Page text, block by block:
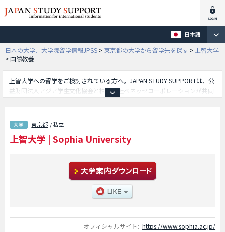
日本語
日本の大学、大学院留学情報JPSS > 東京都の大学から留学先を探す > 上智大学
>国際教養
上智大学への留学をご検討されている方へ。JAPAN STUDY SUPPORTは、公
益財団法人アジア学生文化協会と株式会社ベネッセコーポレーションが共同
Sustainable Futures）学部や神学部や文学部や法学部や経済学部や外国語学
部や総合人間科学部等、学部別の詳細情報も掲載していますので、上智大学
に関する留学情報をお探しの方は是非ご利用下さい。その他、外国人留学生
東京都 / 私立
上智大学 | Sophia University
オフィシャルサイト: https://www.sophia.ac.jp/